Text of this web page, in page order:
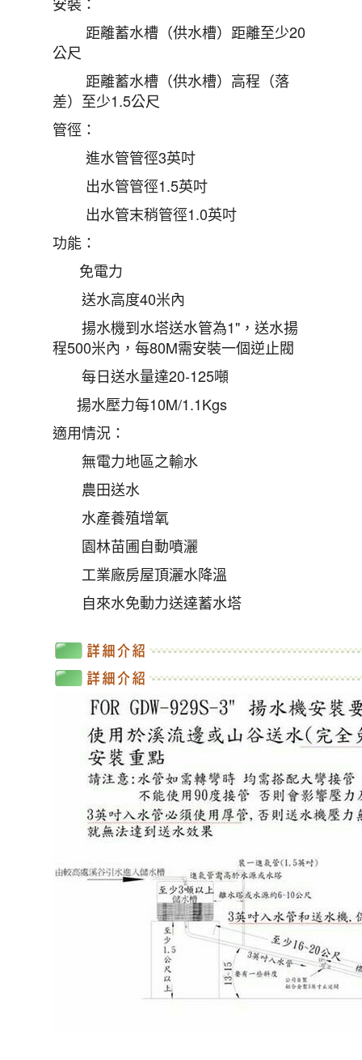
距離蓄水槽（供水槽）距離至少20
公尺
距離蓄水槽（供水槽）高程（落
差）至少1.5公尺
管徑：
進水管管徑3英吋
出水管管徑1.5英吋
出水管末稍管徑1.0英吋
功能：
免電力
送水高度40米內
揚水機到水塔送水管為1"，送水揚
程500米內，每80M需安裝一個逆止閥
每日送水量達20-125噸
揚水壓力每10M/1.1Kgs
適用情況：
無電力地區之輸水
農田送水
水產養殖增氧
園林苗圃自動噴灑
工業廠房屋頂灑水降溫
自來水免動力送達蓄水塔